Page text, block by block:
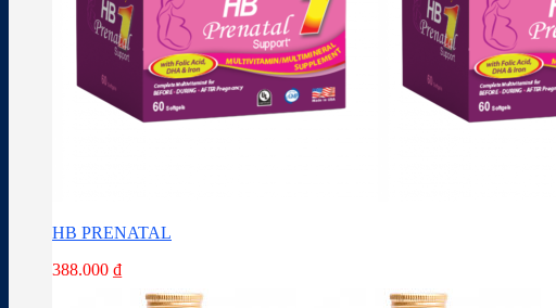
HB PRENATAL
388.000 ₫